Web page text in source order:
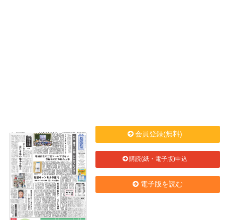
会員登録(無料)
購読(紙・電子版)申込
電子版を読む